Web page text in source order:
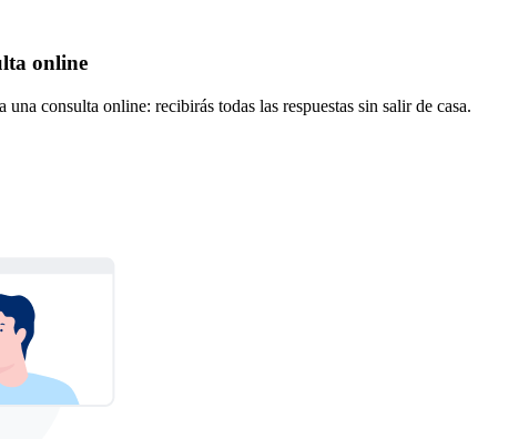
online
una consulta online: recibirás todas las respuestas sin salir de casa.